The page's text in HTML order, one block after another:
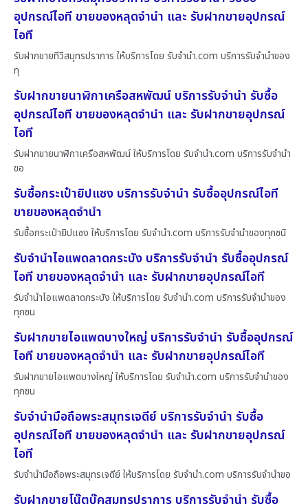
อุปกรณ์ไอที ขายของหลุดจำนำ และ รับฝากขายอุปกรณ์
ไอที
รับฝากขายทีวีสมุทรปราการ ให้บริการโดย รับจํานํา.com บริการรับจำนำของ
ทุ
รับฝากขายนาฬิกาเครือสหพัฒน์ บริการรับจำนำ รับซื้อ
อุปกรณ์ไอที ขายของหลุดจำนำ และ รับฝากขายอุปกรณ์
ไอที
รับฝากขายนาฬิกาเครือสหพัฒน์ ให้บริการโดย รับจํานํา.com บริการรับจำนำ
ขอ
รับซื้อกระเป๋ายิปแซง บริการรับจำนำ รับซื้ออุปกรณ์ไอที
ขายของหลุดจำนำ
รับซื้อกระเป๋ายิปแซง ให้บริการโดย รับจํานํา.com บริการรับจำนำของทุกชนิ
รับจำนำไอแพดลาดกระบัง บริการรับจำนำ รับซื้ออุปกรณ์
ไอที ขายของหลุดจำนำ และ รับฝากขายอุปกรณ์ไอที
รับจำนำไอแพดลาดกระบัง ให้บริการโดย รับจํานํา.com บริการรับจำนำของ
ทุกชน
รับฝากขายไอแพดบางใหญ่ บริการรับจำนำ รับซื้ออุปกรณ์
ไอที ขายของหลุดจำนำ และ รับฝากขายอุปกรณ์ไอที
รับฝากขายไอแพดบางใหญ่ ให้บริการโดย รับจํานํา.com บริการรับจำนำของ
ทุกชน
รับจำนำมือถือพระสมุทรเจดีย์ บริการรับจำนำ รับซื้อ
อุปกรณ์ไอที ขายของหลุดจำนำ และ รับฝากขายอุปกรณ์
ไอที
รับจำนำมือถือพระสมุทรเจดีย์ ให้บริการโดย รับจํานํา.com บริการรับจำนำขอ
รับฝากขายโน๊ตบุ๊คสมุทรปราการ บริการรับจำนำ รับซื้อ